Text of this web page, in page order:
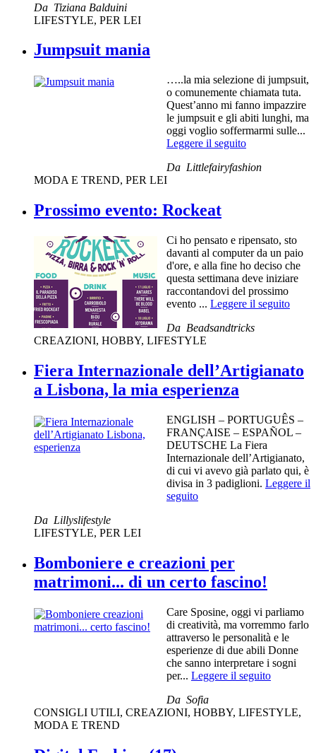
Da Tiziana Balduini
LIFESTYLE, PER LEI
Jumpsuit mania
…..la mia selezione di jumpsuit,
o comunemente chiamata tuta.
Quest’anno mi fanno impazzire
le jumpsuit e gli abiti lunghi, ma
oggi voglio soffermarmi sulle...
Leggere il seguito
Da Littlefairyfashion
MODA E TREND, PER LEI
Prossimo evento: Rockeat
Ci ho pensato e ripensato, sto
davanti al computer da un paio
d'ore, e alla fine ho deciso che
questa settimana deve iniziare
raccontandovi del prossimo
evento ... Leggere il seguito
Da Beadsandtricks
CREAZIONI, HOBBY, LIFESTYLE
Fiera Internazionale dell’Artigianato
a Lisbona, la mia esperienza
ENGLISH – PORTUGUÊS –
FRANÇAISE – ESPAÑOL –
DEUTSCHE La Fiera
Internazionale dell’Artigianato,
di cui vi avevo già parlato qui, è
divisa in 3 padiglioni. Leggere il
seguito
Da Lillyslifestyle
LIFESTYLE, PER LEI
Bomboniere e creazioni per
matrimoni... di un certo fascino!
Care Sposine, oggi vi parliamo
di creatività, ma vorremmo farlo
attraverso le personalità e le
esperienze di due abili Donne
che sanno interpretare i sogni
per... Leggere il seguito
Da Sofia
CONSIGLI UTILI, CREAZIONI, HOBBY, LIFESTYLE,
MODA E TREND